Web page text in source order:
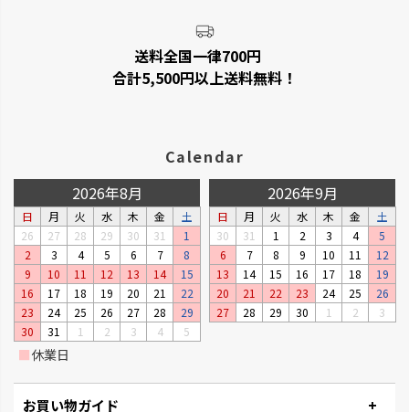
リュクレ
凹凸がなくお手入れしやすい形
状です。
ダスポット
使いやすい生活の必需品です。
送料全国一律700円
合計5,500円以上送料無料！
Calendar
2026年8月
日 月 火 水 木 金
土
26
27 28 29 30 31
1
2
3 4 5 6 7
8
9
10 11 12 13 14
15
16
17 18 19 20 21
22
23
24 25 26 27 28
29
30
31 1 2 3 4 5
2026年9月
日 月 火 水 木 金
土
30
31 1 2 3 4
5
6
7 8 9 10 11
12
13
14 15 16 17 18
19
20
21 22 23 24 25
26
27
28 29 30 1 2 3
■休業日
お買い物ガイド